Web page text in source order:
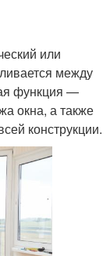
или
между
функция —
окна, а также
конструкции.